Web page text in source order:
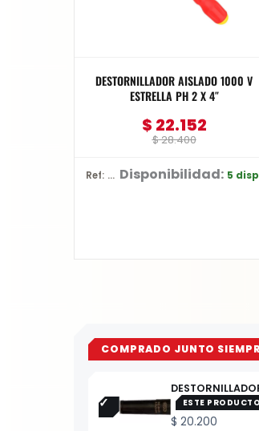
DESTORNILLADOR AISLADO 1000 V
ESTRELLA PH 2 X 4″
$28.400
$ 22.152
Ref: 60170 Disponibilidad: 5
COMPRADO JUNTO
ESTE PRODUCTO
$ 20.200